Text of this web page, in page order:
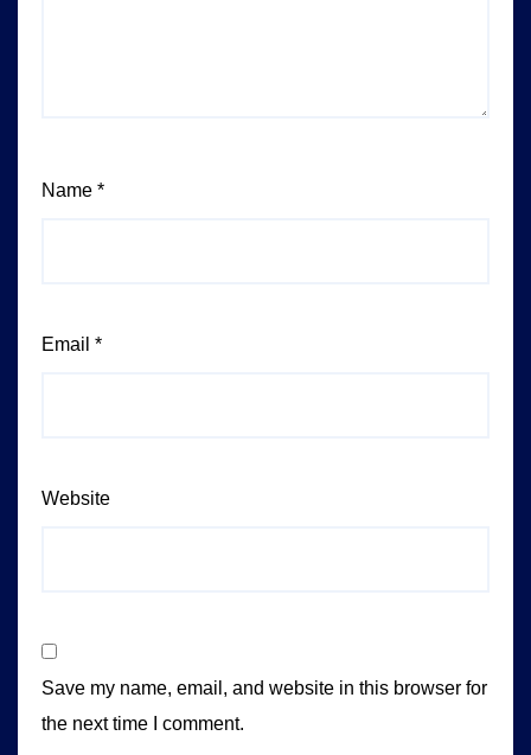
Name *
Email *
Website
Save my name, email, and website in this browser for
the next time I comment.